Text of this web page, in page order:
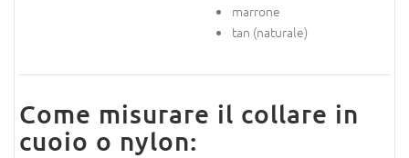
marrone
tan (naturale)
Come misurare il collare in
cuoio o nylon: